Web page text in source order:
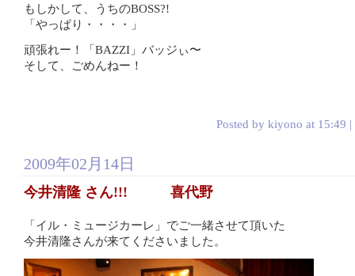
もしかして、うちのBOSS?!
「やっぱり・・・・」
頑張れー！「BAZZI」バッジぃ〜
そして、ごめんねー！
Posted by kiyono at 15:49 |
2009年02月14日
今井清隆 さん!!! 喜代野
「イル・ミュージカーレ」でご一緒させて頂いた
今井清隆さんが来てくださいました。